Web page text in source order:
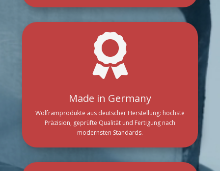

Made in Germany
Wolframprodukte aus deutscher Herstellung: höchste
Präzision, geprüfte Qualität und Fertigung nach
modernsten Standards.